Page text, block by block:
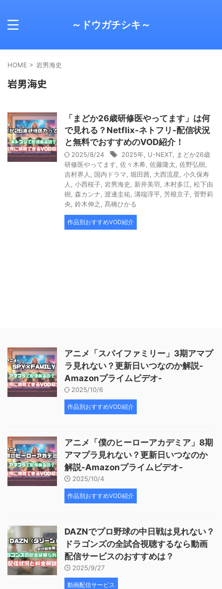
～ドウガチシキ～
HOME > 岩男海史
岩男海史
「まどか26歳研修医やってます」は何
で見れる？Netflix-ネトフリ-配信状況
と無料でおすすめのVOD紹介！
2025/8/24 2025年 U-NEXT
まどか26歳
研修医やってます 佐々木希 佐藤隆太 佐野弘樹
吉村界人
国内ドラマ 堀田茜 大西流星
小久保寿
人
小西桜子 岩男海史 新井美羽 木村多江 松下由
樹 森カンナ 渡邊圭祐 溝端淳平 芳根京子 菅野莉
央 鈴木伸之 髙橋ひかる
作品別おすすめVOD紹介
アニメ「スパイファミリー」3期アマプ
ラ見れない？更新日いつなのか解説-
Amazonプライムビデオ-
2025/10/6
作品別おすすめVOD紹介
アニメ「僕のヒーローアカデミア」8期
アマプラ見れない？更新日いつなのか
解説-Amazonプライムビデオ-
2025/10/4
作品別おすすめVOD紹介
DAZNでプロ野球の中日戦は見れない？
ドラゴンズの全試合視聴するなら動画
配信サービスのおすすめは？
2025/9/27
動画配信サービス